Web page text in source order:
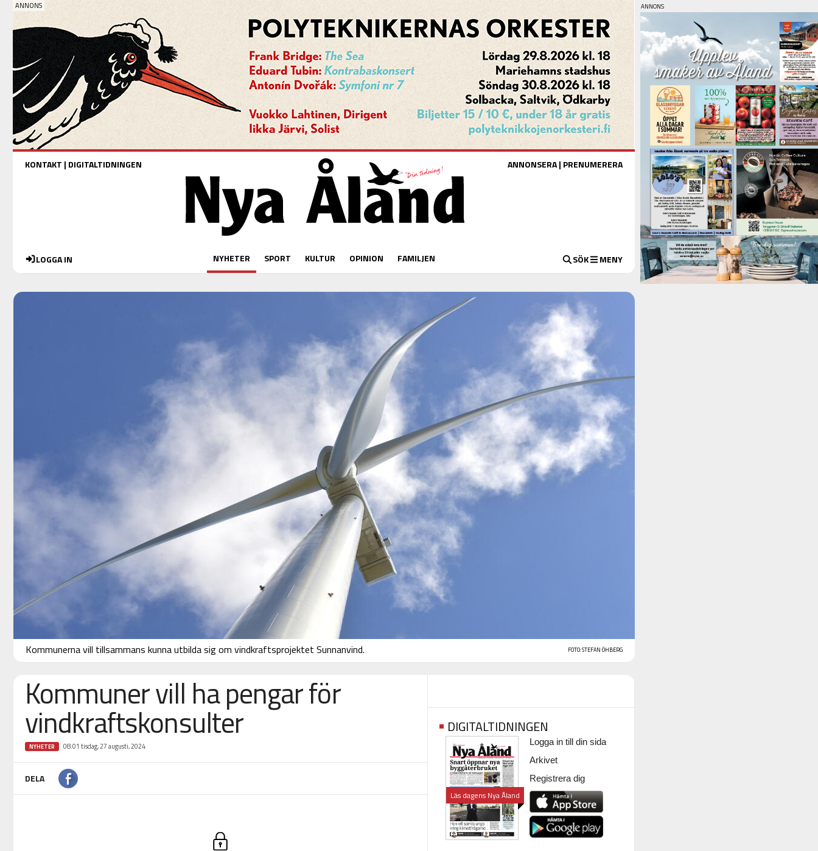
KONTAKT | DIGITALTIDNINGEN ANNONSERA| PRENUMERERA
LOGGA IN NYHETER SPORT KULTUR OPINION FAMILJEN SÖK MENY
FOTO: STEFAN ÖHBERG
Kommunerna vill tillsammans kunna utbilda sig om vindkraftsprojektet Sunnanvind.
Kommuner vill ha pengar för
vindkraftskonsulter
NYHETER 08:01 tisdag, 27 augusti, 2024
DELA
DIGITALTIDNINGEN
Läs dagens Nya Åland
Logga in till din sida
Arkivet
Registrera dig